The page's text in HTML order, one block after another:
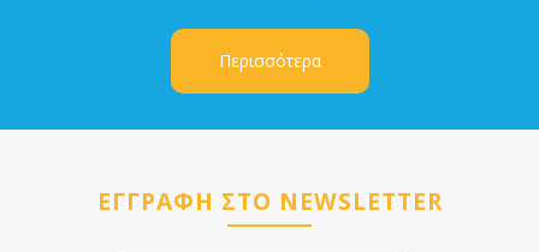
Περισσότερα
ΕΓΓΡΑΦΗ ΣΤΟ NEWSLETTER